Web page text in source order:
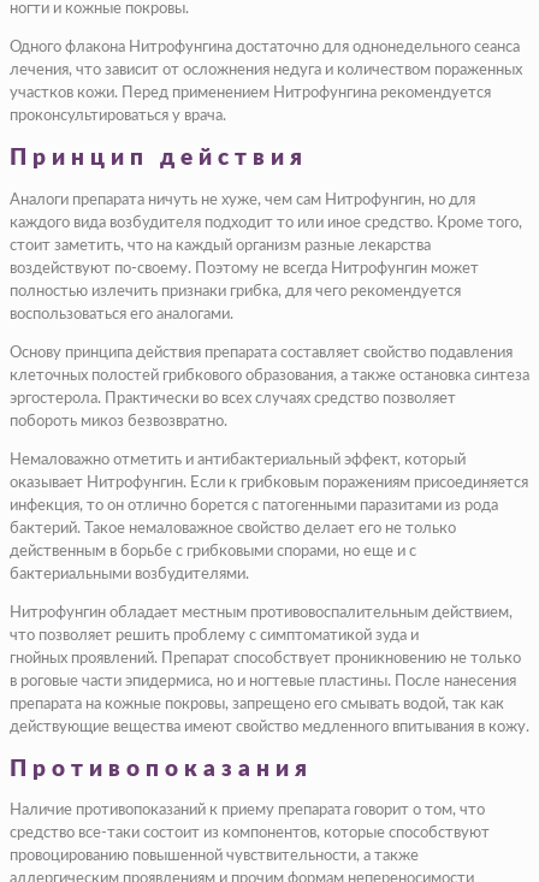
ногти и кожные покровы.
Одного флакона Нитрофунгина достаточно для однонедельного сеанса
лечения, что зависит от осложнения недуга и количеством пораженных
участков кожи. Перед применением Нитрофунгина рекомендуется
проконсультироваться у врача.
Принцип действия
Аналоги препарата ничуть не хуже, чем сам Нитрофунгин, но для
каждого вида возбудителя подходит то или иное средство. Кроме того,
стоит заметить, что на каждый организм разные лекарства
воздействуют по-своему. Поэтому не всегда Нитрофунгин может
полностью излечить признаки грибка, для чего рекомендуется
воспользоваться его аналогами.
Основу принципа действия препарата составляет свойство подавления
клеточных полостей грибкового образования, а также остановка синтеза
эргостерола. Практически во всех случаях средство позволяет
побороть микоз безвозвратно.
Немаловажно отметить и антибактериальный эффект, который
оказывает Нитрофунгин. Если к грибковым поражениям присоединяется
инфекция, то он отлично борется с патогенными паразитами из рода
бактерий. Такое немаловажное свойство делает его не только
действенным в борьбе с грибковыми спорами, но еще и с
бактериальными возбудителями.
Нитрофунгин обладает местным противовоспалительным действием,
что позволяет решить проблему с симптоматикой зуда и
гнойных проявлений. Препарат способствует проникновению не только
в роговые части эпидермиса, но и ногтевые пластины. После нанесения
препарата на кожные покровы, запрещено его смывать водой, так как
действующие вещества имеют свойство медленного впитывания в кожу.
Противопоказания
Наличие противопоказаний к приему препарата говорит о том, что
средство все-таки состоит из компонентов, которые способствуют
провоцированию повышенной чувствительности, а также